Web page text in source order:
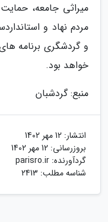
میراثی جامعه،
مردم نهاد و
و گردشگری برنامه
خواهد بود.
منبع: گردشبان
انتشار: 12 مهر 1402
بروزرسانی: 12 مهر 1402
گردآورنده: parisro.ir
شناسه مطلب: 2413